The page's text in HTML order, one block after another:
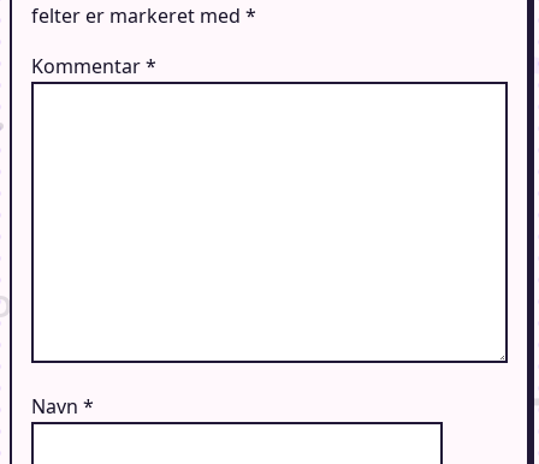
felter er markeret med *
Kommentar*
Navn *